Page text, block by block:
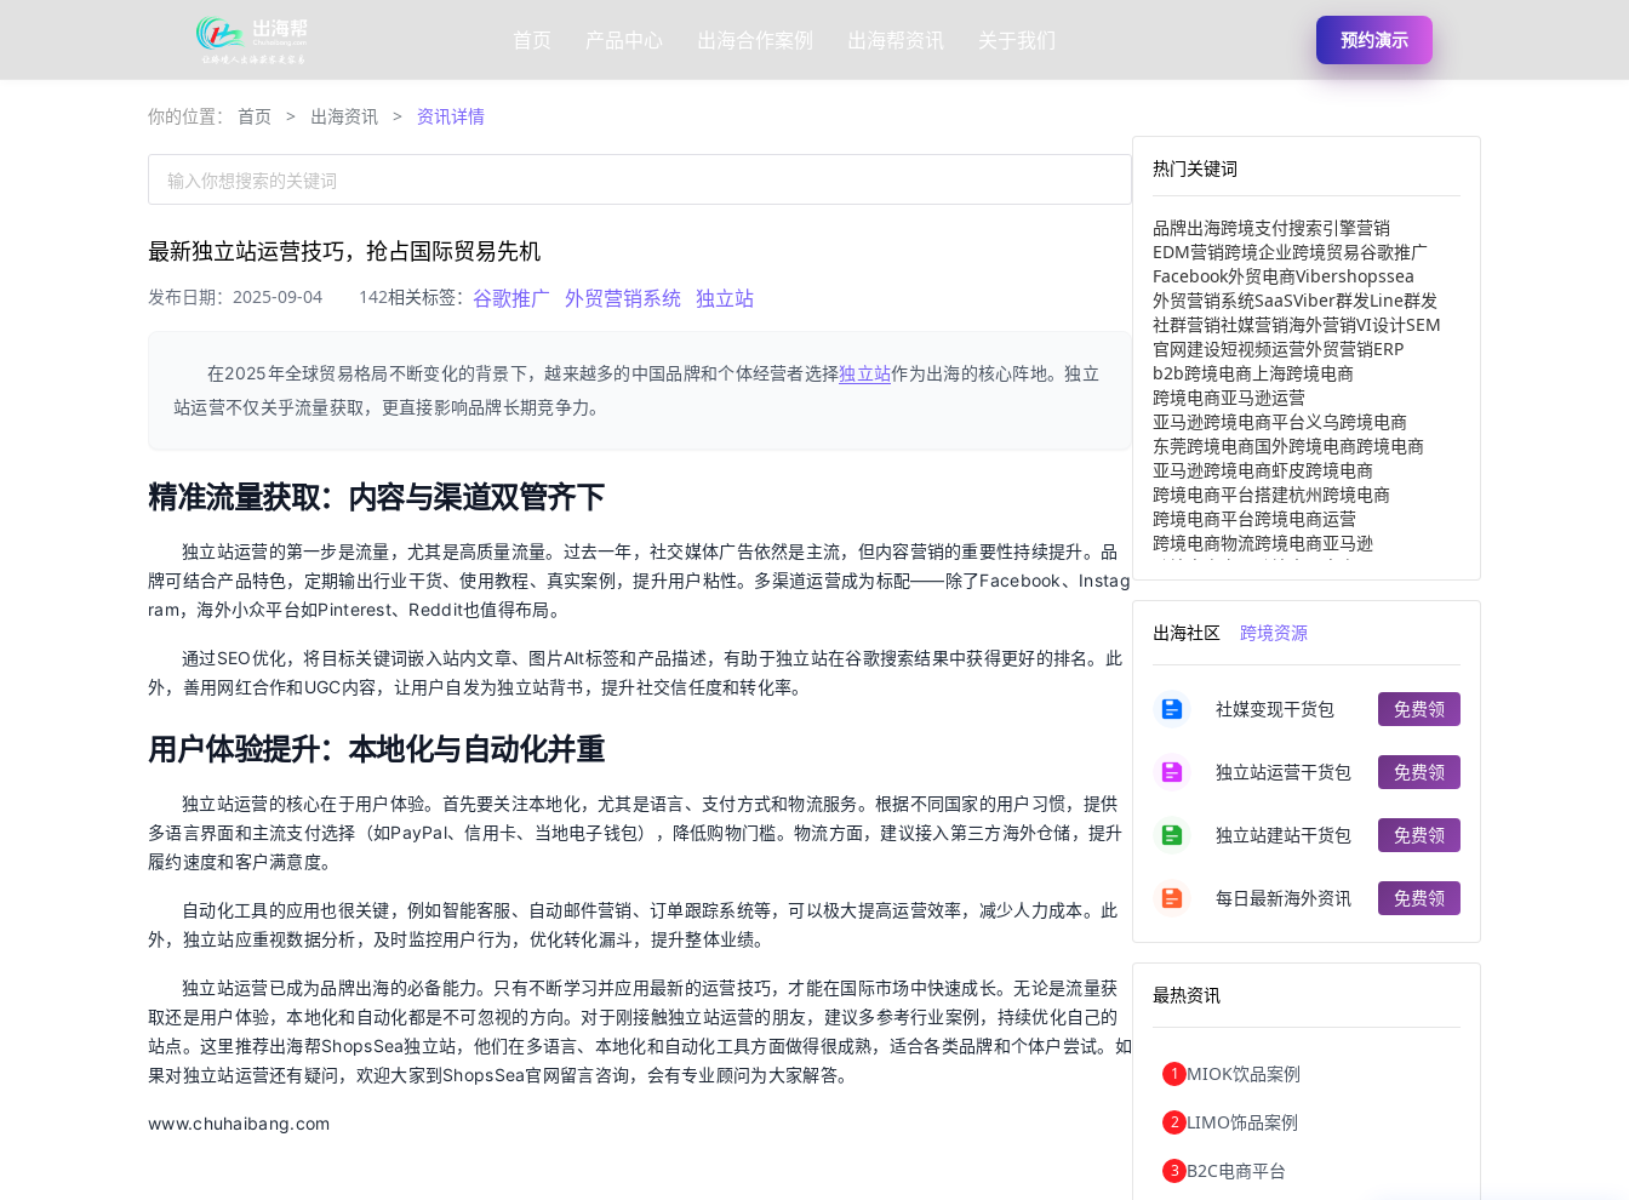
首页 产品中心 出海合作案例 出海帮资讯 关于我们 预约演示
你的位置： 首页 > 出海资讯 > 资讯详情
输入你想搜索的关键词
最新独立站运营技巧，抢占国际贸易先机
发布日期：2025-09-04 142相关标签： 谷歌推广 外贸营销系统 独立站
在2025年全球贸易格局不断变化的背景下，越来越多的中国品牌和个体经营者选择独立站作为出海的核心阵地。独立
站运营不仅关乎流量获取，更直接影响品牌长期竞争力。
精准流量获取：内容与渠道双管齐下
独立站运营的第一步是流量，尤其是高质量流量。过去一年，社交媒体广告依然是主流，但内容营销的重要性持续提升。品
牌可结合产品特色，定期输出行业干货、使用教程、真实案例，提升用户粘性。多渠道运营成为标配——除了Facebook、Instag
ram，海外小众平台如Pinterest、Reddit也值得布局。
通过SEO优化，将目标关键词嵌入站内文章、图片Alt标签和产品描述，有助于独立站在谷歌搜索结果中获得更好的排名。此
外，善用网红合作和UGC内容，让用户自发为独立站背书，提升社交信任度和转化率。
用户体验提升：本地化与自动化并重
独立站运营的核心在于用户体验。首先要关注本地化，尤其是语言、支付方式和物流服务。根据不同国家的用户习惯，提供
多语言界面和主流支付选择（如PayPal、信用卡、当地电子钱包），降低购物门槛。物流方面，建议接入第三方海外仓储，提升
履约速度和客户满意度。
自动化工具的应用也很关键，例如智能客服、自动邮件营销、订单跟踪系统等，可以极大提高运营效率，减少人力成本。此
外，独立站应重视数据分析，及时监控用户行为，优化转化漏斗，提升整体业绩。
独立站运营已成为品牌出海的必备能力。只有不断学习并应用最新的运营技巧，才能在国际市场中快速成长。无论是流量获
取还是用户体验，本地化和自动化都是不可忽视的方向。对于刚接触独立站运营的朋友，建议多参考行业案例，持续优化自己的
站点。这里推荐出海帮ShopsSea独立站，他们在多语言、本地化和自动化工具方面做得很成熟，适合各类品牌和个体户尝试。如
果对独立站运营还有疑问，欢迎大家到ShopsSea官网留言咨询，会有专业顾问为大家解答。
www.chuhaibang.com
热门关键词
品牌出海跨境支付搜索引擎营销
EDM营销跨境企业跨境贸易谷歌推广
Facebook外贸电商Vibershopssea
外贸营销系统SaaSViber群发Line群发
社群营销社媒营销海外营销VI设计SEM
官网建设短视频运营外贸营销ERP
b2b跨境电商 上海跨境电商
跨境电商亚马逊运营
亚马逊跨境电商平台义乌跨境电商
东莞跨境电商国外跨境电商跨境电商
亚马逊跨境电商虾皮跨境电商
跨境电商平台搭建杭州跨境电商
跨境电商平台跨境电商运营
跨境电商物流跨境电商亚马逊
跨境电商产品
跨境出口电商
跨境电商分析进口跨境电商
跨境电商服务广州跨境电商
跨境电商注册跨境电商开店
跨境电商商品个人跨境电商
跨境电商案例国内跨境电商
郑州跨境电商跨境电商趋势
阿里跨境电商
跨境电商费用美国跨境电商
跨境电商教程
独立站跨境电商跨境电商独立站
跨境电商erp西安跨境电商
沈阳跨境电商跨境电商服务平台
跨境电商网店跨境电商物流模式
出海社区 跨境资源
社媒变现干货包 免费领
独立站运营干货包 免费领
独立站建站干货包 免费领
每日最新海外资讯 免费领
最热资讯
1 MIOK饮品案例
2 LIMO饰品案例
3 B2C电商平台